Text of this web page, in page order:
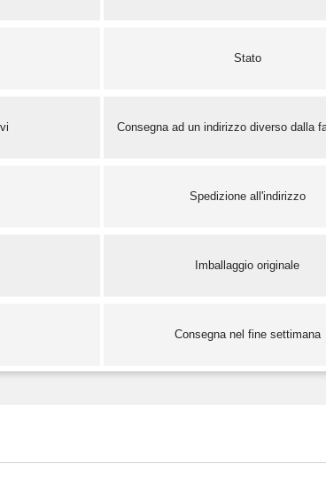
Stato
Consegna ad un indirizzo diverso dalla
Spedizione all'indirizzo
Imballaggio originale
Consegna nel fine settimana